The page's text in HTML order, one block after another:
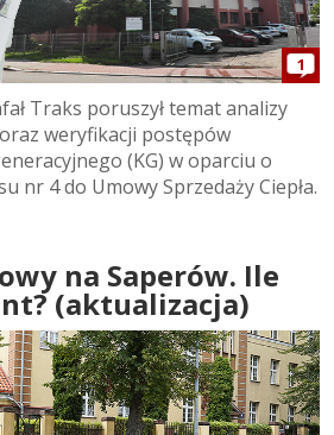
1
Traks poruszył temat analizy
weryfikacji postępów
(KG) w oparciu o
nr 4 do Umowy Sprzedaży Ciepła.
na Saperów. Ile
(aktualizacja)